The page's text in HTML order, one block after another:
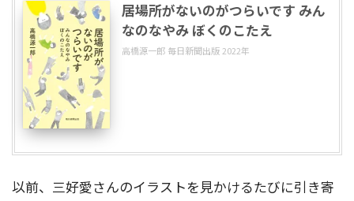
居場所がないのがつらいです みん
なのなやみ ぼくのこたえ
高橋源一郎 毎日新聞出版 2022年
以前、三好愛さんのイラストを見かけるたびに引き寄